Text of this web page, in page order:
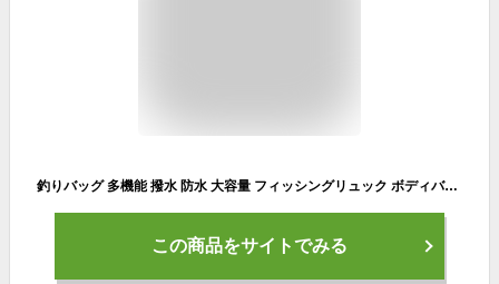
釣りバッグ 多機能 撥水 防水 大容量 フィッシングリュック ボディバッグ ショルダーバッグ バックパック アウトドア キャンプ スポーツ 山登り トレッキング G212
この商品をサイトでみる